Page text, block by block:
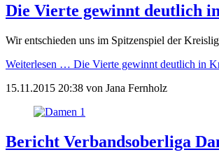
Die Vierte gewinnt deutlich
Wir entschieden uns im Spitzenspiel der
Weiterlesen … Die Vierte gewinnt deutlich in
15.11.2015 20:38 von Jana Fernholz
Bericht Verbandsoberliga